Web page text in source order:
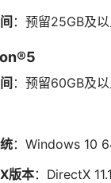
：预留25GB及
：预留60GB及
：Windows 10
版本：DirectX